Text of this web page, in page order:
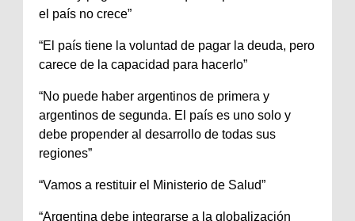
el país no crece”
“El país tiene la voluntad de pagar la deuda, pero
carece de la capacidad para hacerlo”
“No puede haber argentinos de primera y
argentinos de segunda. El país es uno solo y
debe propender al desarrollo de todas sus
regiones”
“Vamos a restituir el Ministerio de Salud”
“Argentina debe integrarse a la globalización